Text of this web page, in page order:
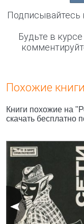
Подписывайтесь
Будьте в
Похожие
Книги похожие на
скачать бесплатно